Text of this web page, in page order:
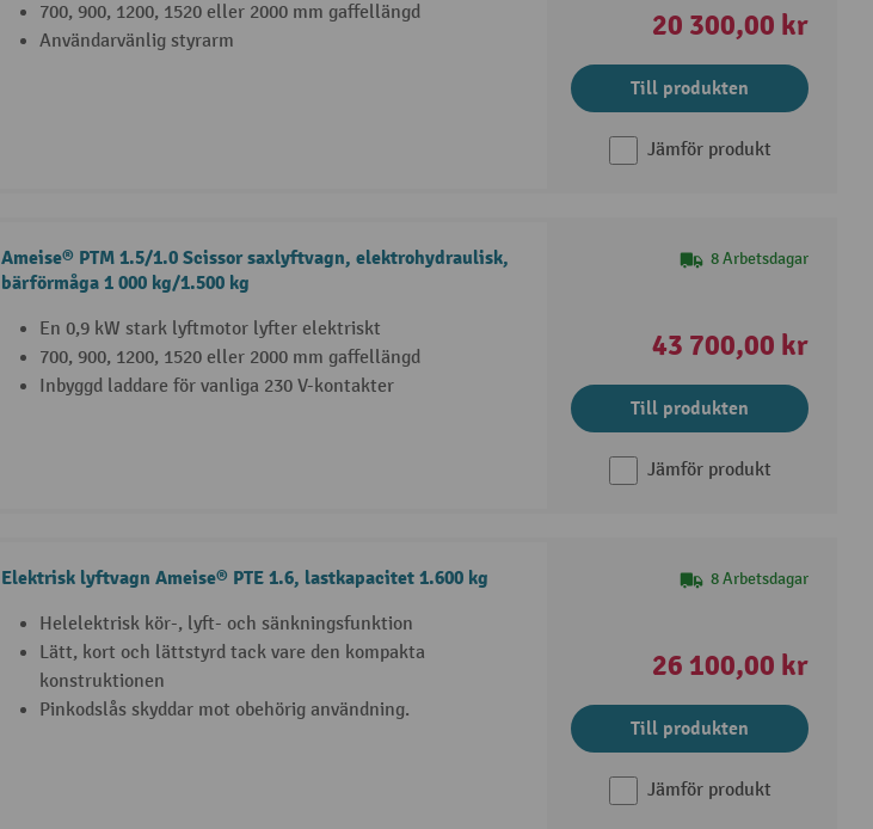
700, 900, 1200, 1520 eller 2000 mm gaffellängd
Användarvänlig styrarm
20 300,00 kr
Till produkten
Jämför produkt
Ameise® PTM 1.5/1.0 Scissor saxlyftvagn, elektrohydraulisk,
bärförmåga 1 000 kg/1.500 kg
En 0,9 kW stark lyftmotor lyfter elektriskt
700, 900, 1200, 1520 eller 2000 mm gaffellängd
Inbyggd laddare för vanliga 230 V-kontakter
8 Arbetsdagar
43 700,00 kr
Till produkten
Jämför produkt
Elektrisk lyftvagn Ameise® PTE 1.6, lastkapacitet 1.600 kg
Helelektrisk kör-, lyft- och sänkningsfunktion
Lätt, kort och lättstyrd tack vare den kompakta
konstruktionen
Pinkodslås skyddar mot obehörig användning.
8 Arbetsdagar
26 100,00 kr
Till produkten
Jämför produkt